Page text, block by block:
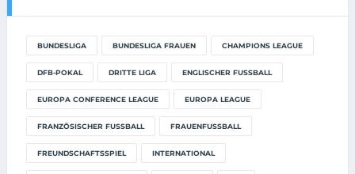
BUNDESLIGA BUNDESLIGA FRAUEN CHAMPIONS LEAGUE
DFB-POKAL DRITTE LIGA ENGLISCHER FUSSBALL
EUROPA CONFERENCE LEAGUE EUROPA LEAGUE
FRANZÖSISCHER FUSSBALL FRAUENFUSSBALL
FREUNDSCHAFTSSPIEL INTERNATIONAL